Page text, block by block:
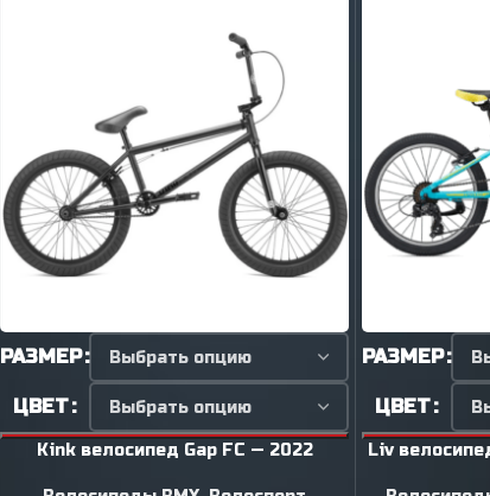
РАЗМЕР
ЦВЕТ
Kink велосипед Gap FC — 2022
РАЗМЕР
ЦВЕТ
Liv